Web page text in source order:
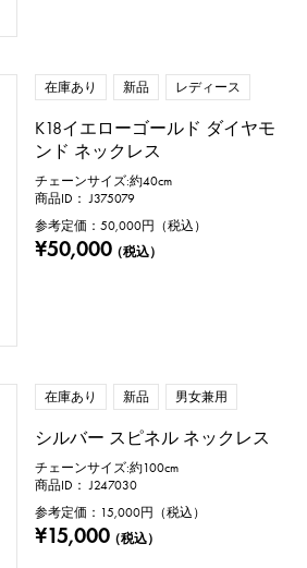
在庫あり 新品 レディース
K18イエローゴールド ダイヤモ
ンド ネックレス
チェーンサイズ:約40cm
商品ID： J375079
参考定価：50,000円（税込）
¥50,000（税込）
在庫あり 新品 男女兼用
シルバー スピネル ネックレス
チェーンサイズ:約100cm
商品ID： J247030
参考定価： 15,000円（税込）
¥15,000（税込）